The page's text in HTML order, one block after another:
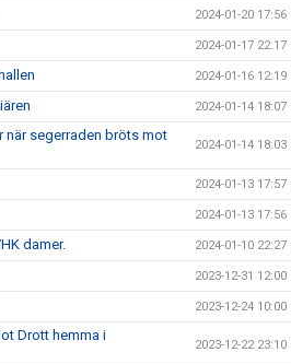
2024-01-20 17:56
2024-01-17 22:17
2024-01-16 12:19
2024-01-14 18:07
när segerraden bröts mot
2024-01-14 18:03
2024-01-13 17:57
2024-01-13 17:56
damer. 2024-01-10 22:27
2023-12-31 12:00
2023-12-24 10:00
Drott hemma i
2023-12-22 23:10